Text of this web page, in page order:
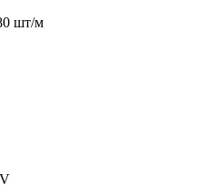
шт/м